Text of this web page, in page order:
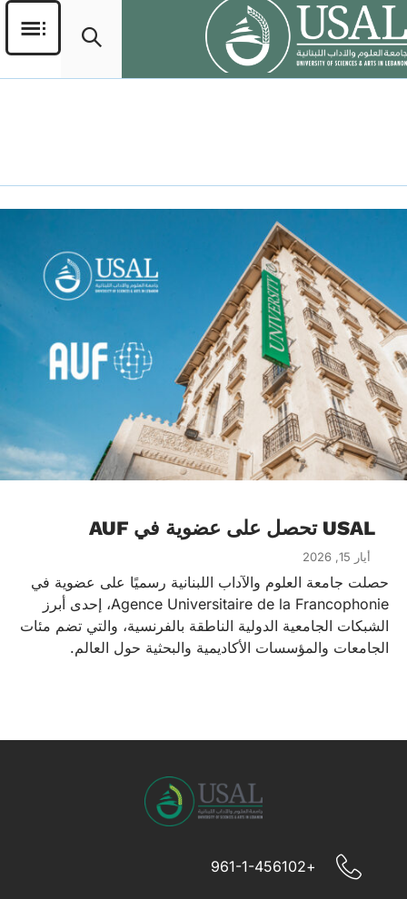
USAL تحصل على عضوية في AUF
أيار 15, 2026
حصلت جامعة العلوم والآداب اللبنانية رسميًا على عضوية في
Agence Universitaire de la Francophonie، إحدى أبرز
الشبكات الجامعية الدولية الناطقة بالفرنسية، والتي تضم مئات
الجامعات والمؤسسات الأكاديمية والبحثية حول العالم.
+961-1-456102